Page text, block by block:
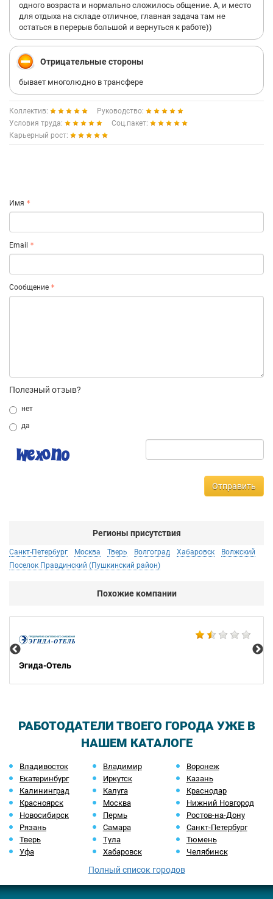
одного возраста и нормально сложилось общение. А, и место
для отдыха на складе отличное, главная задача там не
остаться в перерыв большой и вернуться к работе))
Отрицательные стороны
бывает многолюдно в трансфере
Коллектив:
Руководство:
Условия труда:
Соц.пакет:
Карьерный рост:
Имя
Email
Сообщение
Полезный отзыв?
нет
да
Отправить
Регионы присутствия
Санкт-Петербург Москва Тверь Волгоград Хабаровск
Волжский
Поселок Правдинский (Пушкинский район)
Похожие компании
Эгида-Отель
РАБОТОДАТЕЛИ ТВОЕГО ГОРОДА УЖЕ В
НАШЕМ КАТАЛОГЕ
Владивосток Владимир
Воронеж
Екатеринбург
Иркутск
Казань
Калининград
Калуга
Краснодар
Красноярск
Москва
Нижний Новгород
Новосибирск
Пермь
Ростов-на-Дону
Рязань
Самара
Санкт-Петербург
Тверь
Тула
Тюмень
Уфа
Хабаровск Челябинск
Полный список городов